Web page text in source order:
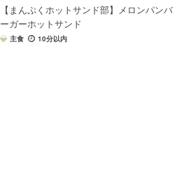
【まんぷくホットサンド部】メロンパンバ
ーガーホットサンド
主食 10分以内